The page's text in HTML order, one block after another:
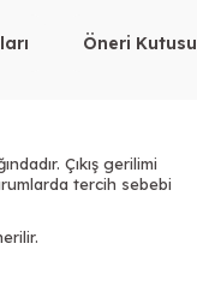
Öneri Kutusu
Çıkış gerilimi
tercih sebebi